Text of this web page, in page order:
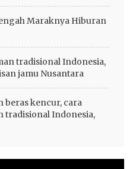
Maraknya Hiburan
tradisional Indonesia,
jamu Nusantara
beras kencur, cara
tradisional Indonesia,